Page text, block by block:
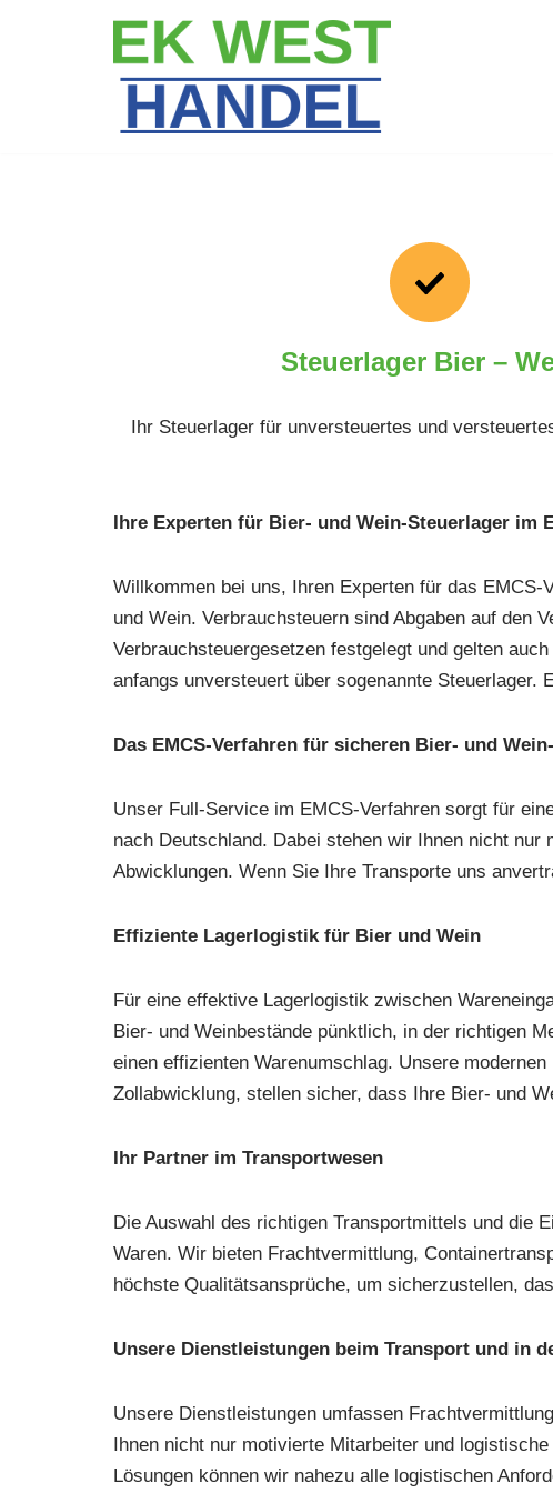
Steuerlager Bier –
Ihr Steuerlager für unversteuertes und
Ihre Experten für Bier- und Wein-Steuerlager im
Willkommen bei uns, Ihren Experten für das
und Wein. Verbrauchsteuern sind Abgaben auf den
Verbrauchsteuergesetzen festgelegt und gelten
anfangs unversteuert über sogenannte Steuerlager.
Das EMCS-Verfahren für sicheren Bier- und
Unser Full-Service im EMCS-Verfahren sorgt für
nach Deutschland. Dabei stehen wir Ihnen nicht
Abwicklungen. Wenn Sie Ihre Transporte uns
Effiziente Lagerlogistik für Bier und Wein
Für eine effektive Lagerlogistik zwischen
Bier- und Weinbestände pünktlich, in der richtigen
einen effizienten Warenumschlag. Unsere
Zollabwicklung, stellen sicher, dass Ihre Bier- und
Ihr Partner im Transportwesen
Die Auswahl des richtigen Transportmittels und die
Waren. Wir bieten Frachtvermittlung,
höchste Qualitätsansprüche, um sicherzustellen,
Unsere Dienstleistungen beim Transport und in
Unsere Dienstleistungen umfassen
Ihnen nicht nur motivierte Mitarbeiter und
Lösungen können wir nahezu alle logistischen